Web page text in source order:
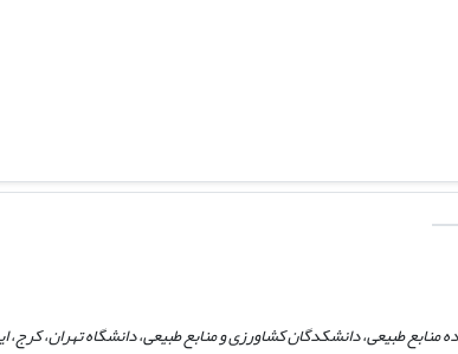
طبیعی، دانشکدگان کشاورزی و منابع طبیعی، دانشگاه تهران، کرج،